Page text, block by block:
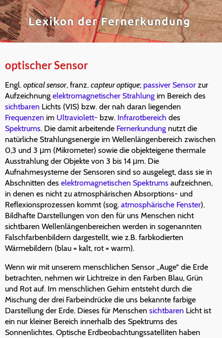
optischer Sensor
Engl. optical sensor, franz. capteur optique; passiver Sensor zur
Aufzeichnung elektromagnetischer Strahlung im Bereich des
sichtbaren Lichts (VIS) bzw. der nah daran liegenden
Frequenzen im Ultraviolett- bzw. Infrarotbereich des
Spektrums. Die damit arbeitende Fernerkundung nutzt die
natürliche Strahlungsenergie im Wellenlängenbereich zwischen
0,3 und 3 μm (Mikrometer) sowie die objekteigene thermale
Ausstrahlung der Objekte von 3 bis 14 μm. Die
Aufnahmesysteme der Sensoren sind so ausgelegt, dass sie in
Abschnitten des elektromagnetischen Spektrums aufzeichnen,
in denen es nicht zu atmosphärischen Absorptions- und
Reflexionsprozessen kommt (sog. atmosphärische Fenster).
Bildhafte Darstellungen von den für uns Menschen nicht
sichtbaren Wellenlängenbereichen werden in sogenannten
Falschfarbenbildern dargestellt, wie z.B. farbkodierten
Wärmebildern (blau = kalt, rot = warm).
Wenn wir mit unserem menschlichen Sensor „Auge“ die Erde
betrachten, nehmen wir Lichtreize in den Farben Blau, Grün
und Rot auf. Im menschlichen Gehirn entsteht durch die
Mischung der drei Farbeindrücke die uns bekannte farbige
Darstellung der Erde. Dieses für Menschen sichtbaren Licht ist
ein nur kleiner Bereich innerhalb des Spektrums des
Sonnenlichtes. Optische Erdbeobachtungssatelliten haben